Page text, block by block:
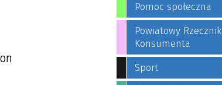
Pomoc społeczna
Powiatowy Rzecznik
Konsumenta
Sport